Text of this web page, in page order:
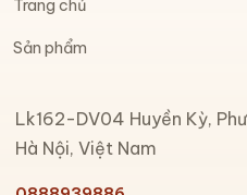
Trang chủ
Sản phẩm
Lk162-DV04 Huyền Kỳ,
Hà Nội, Việt Nam